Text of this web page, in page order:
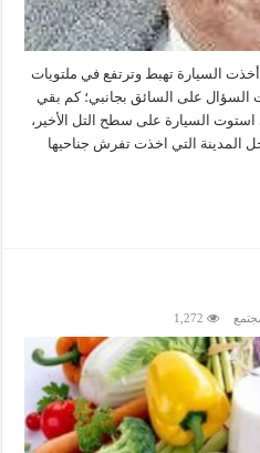
السيارة تهبط وترتفع في ملتويات
السؤال على السائق بجانبي؛ كم بقي
استوت السيارة على سطح التل الأخير،
المدينة التي اخذت تفرش جناحيها
1,272